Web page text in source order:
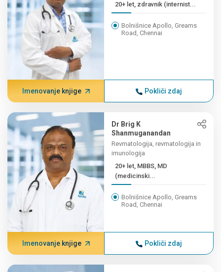
20+ let, zdravnik (internist...
Bolnišnice Apollo, Greams
Road, Chennai
Imenovanje knjige Pokliči zdaj
Dr Brig K
Shanmuganandan
Revmatologija, revmatologija in
imunologija
20+ let, MBBS, MD
(medicinski...
Bolnišnice Apollo, Greams
Road, Chennai
Imenovanje knjige Pokliči zdaj